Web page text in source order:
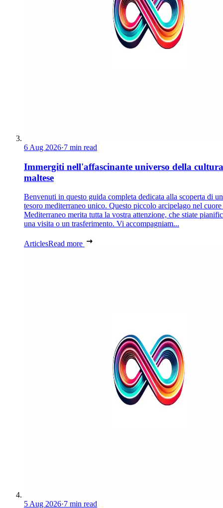
6 Aug 2026·7 min read
Immergiti nell'affascinante universo della cultura
maltese
Benvenuti in questo guida completa dedicata alla scoperta di un
tesoro mediterraneo unico. Questo piccolo arcipelago nel
Mediterraneo merita tutta la vostra attenzione, che stiate
una visita o un trasferimento. Vi accompagniam...
ArticlesRead more
5 Aug 2026·7 min read